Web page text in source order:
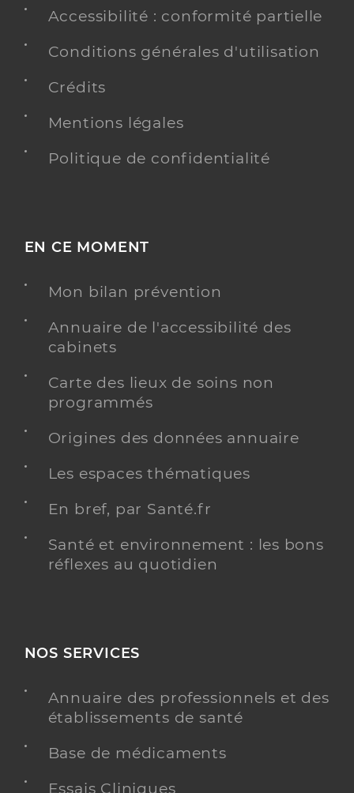
Accessibilité : conformité partielle
Conditions générales d'utilisation
Crédits
Mentions légales
Politique de confidentialité
EN CE MOMENT
Mon bilan prévention
Annuaire de l'accessibilité des
cabinets
Carte des lieux de soins non
programmés
Origines des données annuaire
Les espaces thématiques
En bref, par Santé.fr
Santé et environnement : les bons
réflexes au quotidien
NOS SERVICES
Annuaire des professionnels et des
établissements de santé
Base de médicaments
Essais Cliniques